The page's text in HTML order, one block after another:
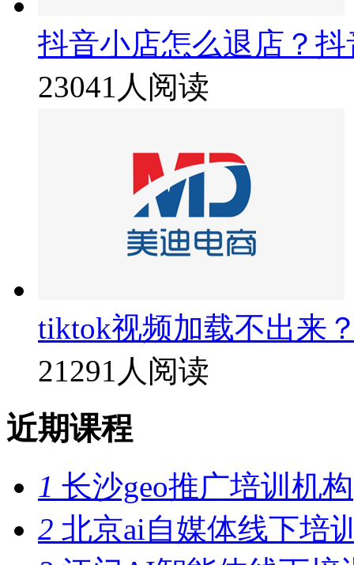
抖音小店怎么退店？
23041人阅读
tiktok视频加载不出来
21291人阅读
近期课程
1 长沙geo推广培训机构
2 北京ai自媒体线下培